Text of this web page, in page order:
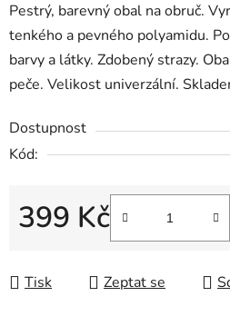
Pestrý, barevný obal na obruč.
tenkého a pevného polyamidu.
barvy a látky. Zdobený strazy.
peče. Velikost univerzální.
Dostupnost
Kód:
399 Kč
Tisk Zeptat se